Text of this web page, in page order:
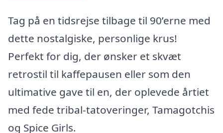
Tag på en tidsrejse tilbage til 90’erne med
dette nostalgiske, personlige krus!
Perfekt for dig, der ønsker et skvæt
retrostil til kaffepausen eller som den
ultimative gave til en, der oplevede årtiet
med fede tribal-tatoveringer, Tamagotchis
og Spice Girls.